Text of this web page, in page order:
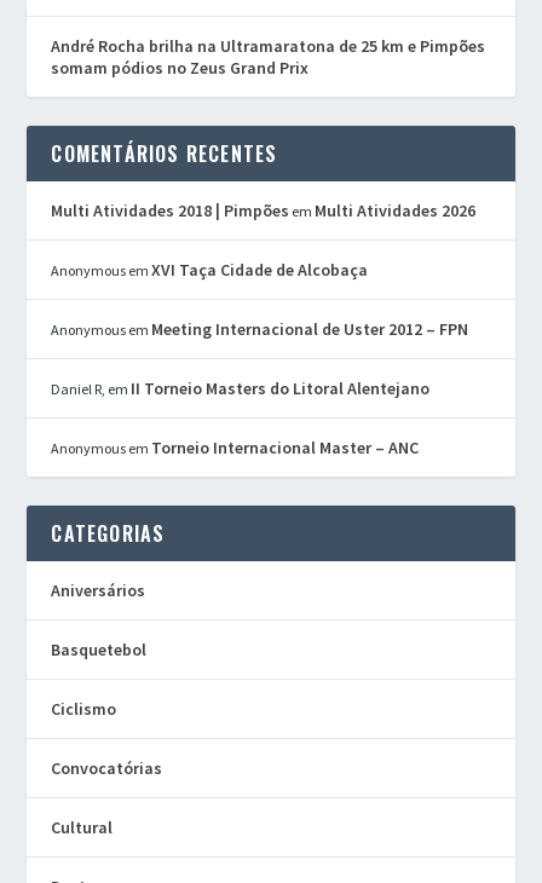
André Rocha brilha na Ultramaratona de 25 km e Pimpões
somam pódios no Zeus Grand Prix
COMENTÁRIOS RECENTES
Multi Atividades 2018 | Pimpões em Multi Atividades 2026
Anonymous emXVI Taça Cidade de Alcobaça
Anonymous em Meeting Internacional de Uster 2012 – FPN
Daniel R, em II Torneio Masters do Litoral Alentejano
Anonymous em Torneio Internacional Master – ANC
CATEGORIAS
Aniversários
Basquetebol
Ciclismo
Convocatórias
Cultural